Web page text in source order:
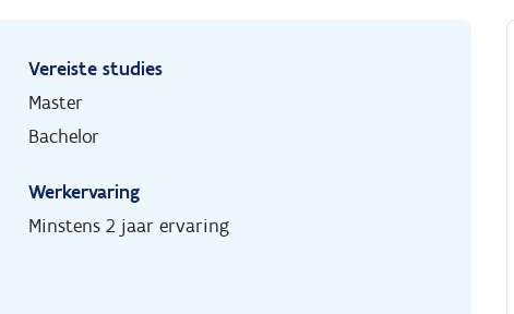
Vereiste studies
Master
Bachelor
Werkervaring
Minstens 2 jaar ervaring